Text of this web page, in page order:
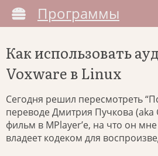
Программы
Как использовать
Voxware в Linux
Сегодня решил пересмотреть
переводе Дмитрия Пучкова (aka
фильм в MPlayer’е, на что он
владеет кодеком для